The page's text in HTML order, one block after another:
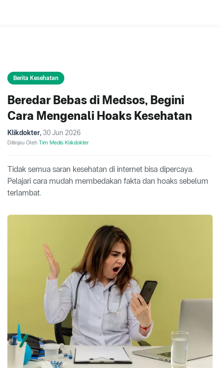
Berita Kesehatan
Beredar Bebas di Medsos, Begini
Cara Mengenali Hoaks Kesehatan
Klikdokter, 30 Jun 2026
Ditinjau Oleh Tim Medis Klikdokter
Tidak semua saran kesehatan di internet bisa dipercaya.
Pelajari cara mudah membedakan fakta dan hoaks sebelum
terlambat.